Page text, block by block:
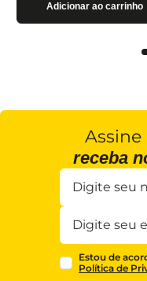
Adicionar ao carrinho
receba
Estou de
Política de